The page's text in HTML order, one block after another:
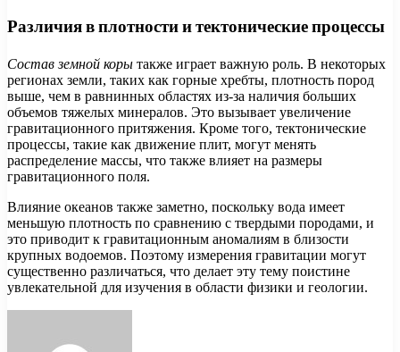
Различия в плотности и тектонические процессы
Состав земной коры также играет важную роль. В некоторых
регионах земли, таких как горные хребты, плотность пород
выше, чем в равнинных областях из-за наличия больших
объемов тяжелых минералов. Это вызывает увеличение
гравитационного притяжения. Кроме того, тектонические
процессы, такие как движение плит, могут менять
распределение массы, что также влияет на размеры
гравитационного поля.
Влияние океанов также заметно, поскольку вода имеет
меньшую плотность по сравнению с твердыми породами, и
это приводит к гравитационным аномалиям в близости
крупных водоемов. Поэтому измерения гравитации могут
существенно различаться, что делает эту тему поистине
увлекательной для изучения в области физики и геологии.